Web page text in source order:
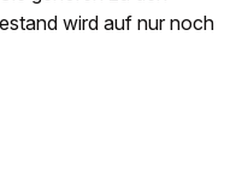
wird auf nur noch